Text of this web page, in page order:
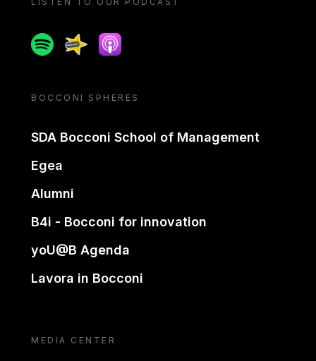
SpotifySpreakerApple podcast
BOCCONI SPHERES
SDA Bocconi School of Management
Egea
Alumni
B4i - Bocconi for innovation
yoU@B Agenda
Lavora in Bocconi
MEDIA CENTER